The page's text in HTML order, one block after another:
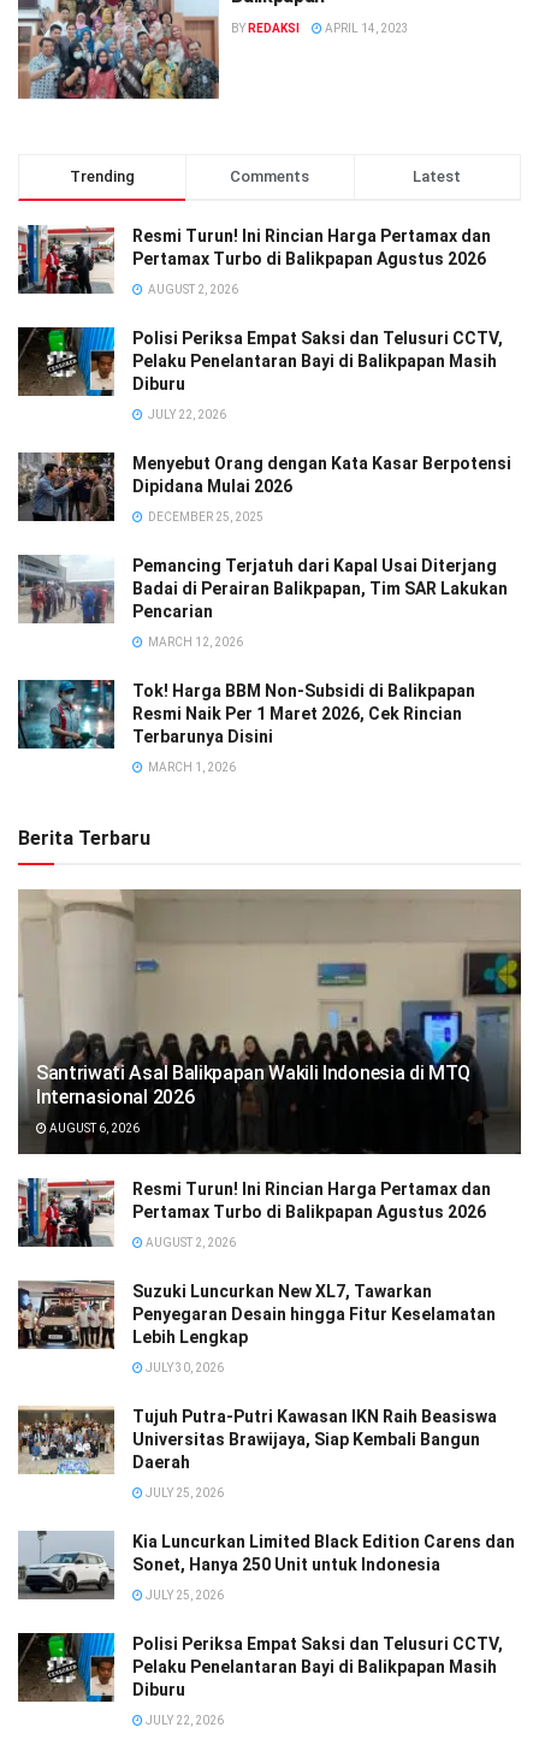
BY REDAKSI APRIL 14, 2023
Trending Comments Latest
Resmi Turun! Ini Rincian Harga Pertamax dan
Pertamax Turbo di Balikpapan Agustus 2026
AUGUST 2, 2026
Polisi Periksa Empat Saksi dan Telusuri CCTV,
Pelaku Penelantaran Bayi di Balikpapan Masih
Diburu
JULY 22, 2026
Menyebut Orang dengan Kata Kasar Berpotensi
Dipidana Mulai 2026
DECEMBER 25, 2025
Pemancing Terjatuh dari Kapal Usai Diterjang
Badai di Perairan Balikpapan, Tim SAR Lakukan
Pencarian
MARCH 12, 2026
Tok! Harga BBM Non-Subsidi di Balikpapan
Resmi Naik Per 1 Maret 2026, Cek Rincian
Terbarunya Disini
MARCH 1, 2026
Berita Terbaru
Santriwati Asal Balikpapan Wakili Indonesia di MTQ
Internasional 2026
AUGUST 6, 2026
Resmi Turun! Ini Rincian Harga Pertamax dan
Pertamax Turbo di Balikpapan Agustus 2026
AUGUST 2, 2026
Suzuki Luncurkan New XL7, Tawarkan
Penyegaran Desain hingga Fitur Keselamatan
Lebih Lengkap
JULY 30, 2026
Tujuh Putra-Putri Kawasan IKN Raih Beasiswa
Universitas Brawijaya, Siap Kembali Bangun
Daerah
JULY 25, 2026
Kia Luncurkan Limited Black Edition Carens dan
Sonet, Hanya 250 Unit untuk Indonesia
JULY 25, 2026
Polisi Periksa Empat Saksi dan Telusuri CCTV,
Pelaku Penelantaran Bayi di Balikpapan Masih
Diburu
JULY 22, 2026